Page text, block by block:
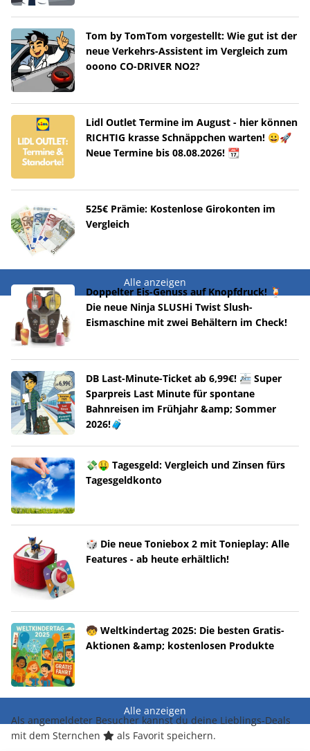
Tom by TomTom vorgestellt: Wie gut ist der
neue Verkehrs-Assistent im Vergleich zum
ooono CO-DRIVER NO2?
Lidl Outlet Termine im August - hier können
RICHTIG krasse Schnäppchen warten! 😀🚀
Neue Termine bis 08.08.2026! 📆
525€ Prämie: Kostenlose Girokonten im
Vergleich
Alle anzeigen
Doppelter Eis-Genuss auf Knopfdruck! 🍹
Die neue Ninja SLUSHi Twist Slush-
Eismaschine mit zwei Behältern im Check!
DB Last-Minute-Ticket ab 6,99€! 🚈 Super
Sparpreis Last Minute für spontane
Bahnreisen im Frühjahr &amp; Sommer
2026!🧳
💸🤑 Tagesgeld: Vergleich und Zinsen fürs
Tagesgeldkonto
🎲 Die neue Toniebox 2 mit Tonieplay: Alle
Features - ab heute erhältlich!
🧒 Weltkindertag 2025: Die besten Gratis-
Aktionen &amp; kostenlosen Produkte
Alle anzeigen
Als angemeldeter Besucher kannst du deine Lieblings-Deals
mit dem Sternchen
als Favorit speichern.